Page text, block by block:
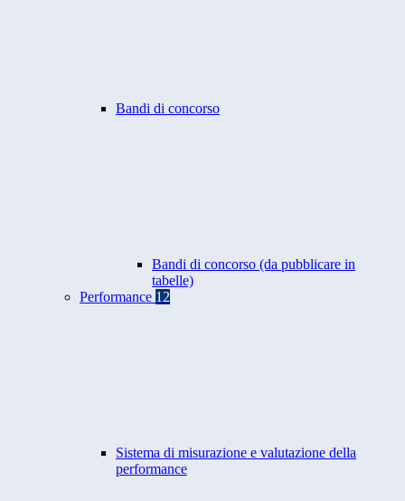
Bandi di concorso
Bandi di concorso (da pubblicare in
tabelle)
Performance 12
Sistema di misurazione e valutazione della
performance